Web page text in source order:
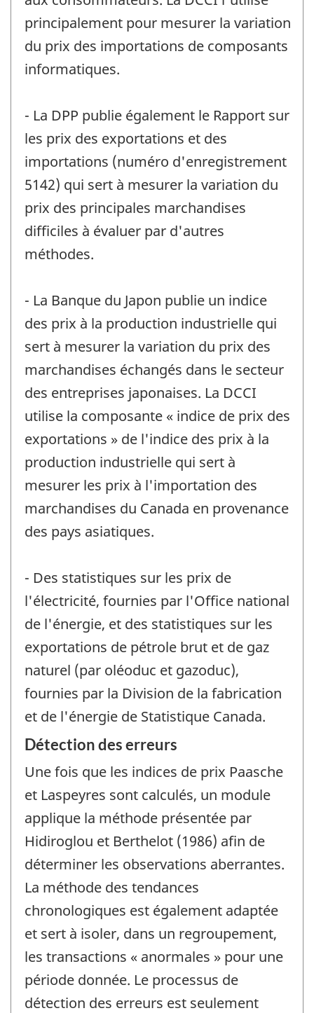
principalement pour mesurer la variation
du prix des importations de composants
informatiques.
- La DPP publie également le Rapport sur
les prix des exportations et des
importations (numéro d'enregistrement
5142) qui sert à mesurer la variation du
prix des principales marchandises
difficiles à évaluer par d'autres
méthodes.
- La Banque du Japon publie un indice
des prix à la production industrielle qui
sert à mesurer la variation du prix des
marchandises échangés dans le secteur
des entreprises japonaises. La DCCI
utilise la composante « indice de prix des
exportations » de l'indice des prix à la
production industrielle qui sert à
mesurer les prix à l'importation des
marchandises du Canada en provenance
des pays asiatiques.
- Des statistiques sur les prix de
l'électricité, fournies par l'Office national
de l'énergie, et des statistiques sur les
exportations de pétrole brut et de gaz
naturel (par oléoduc et gazoduc),
fournies par la Division de la fabrication
et de l'énergie de Statistique Canada.
Détection des erreurs
Une fois que les indices de prix Paasche
et Laspeyres sont calculés, un module
applique la méthode présentée par
Hidiroglou et Berthelot (1986) afin de
déterminer les observations aberrantes.
La méthode des tendances
chronologiques est également adaptée
et sert à isoler, dans un regroupement,
les transactions « anormales » pour une
période donnée. Le processus de
détection des erreurs est seulement